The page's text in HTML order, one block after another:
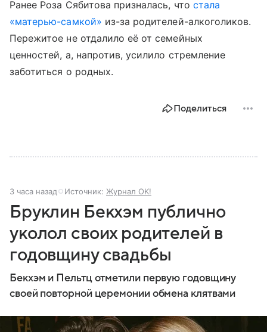
Ранее Роза Сябитова призналась, что стала
«матерью-самкой» из-за родителей-алкоголиков.
Пережитое не отдалило её от семейных
ценностей, а, напротив, усилило стремление
заботиться о родных.
Поделиться
3 часа назад Источник: Журнал OK!
Бруклин Бекхэм публично
уколол своих родителей в
годовщину свадьбы
Бекхэм и Пельтц отметили первую годовщину
своей повторной церемонии обмена клятвами